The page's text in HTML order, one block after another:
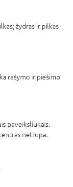
žydras ir pilkas
rašymo ir piešimo
paveiksliukais.
netrupa.